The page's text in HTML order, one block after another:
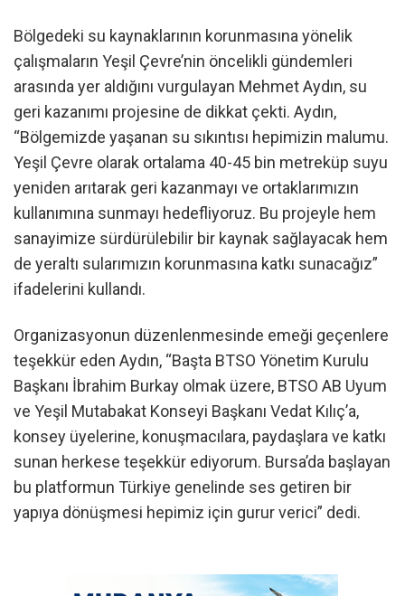
Bölgedeki su kaynaklarının korunmasına yönelik
çalışmaların Yeşil Çevre’nin öncelikli gündemleri
arasında yer aldığını vurgulayan Mehmet Aydın, su
geri kazanımı projesine de dikkat çekti. Aydın,
“Bölgemizde yaşanan su sıkıntısı hepimizin malumu.
Yeşil Çevre olarak ortalama 40-45 bin metreküp suyu
yeniden arıtarak geri kazanmayı ve ortaklarımızın
kullanımına sunmayı hedefliyoruz. Bu projeyle hem
sanayimize sürdürülebilir bir kaynak sağlayacak hem
de yeraltı sularımızın korunmasına katkı sunacağız”
ifadelerini kullandı.
Organizasyonun düzenlenmesinde emeği geçenlere
teşekkür eden Aydın, “Başta BTSO Yönetim Kurulu
Başkanı İbrahim Burkay olmak üzere, BTSO AB Uyum
ve Yeşil Mutabakat Konseyi Başkanı Vedat Kılıç’a,
konsey üyelerine, konuşmacılara, paydaşlara ve katkı
sunan herkese teşekkür ediyorum. Bursa’da başlayan
bu platformun Türkiye genelinde ses getiren bir
yapıya dönüşmesi hepimiz için gurur verici” dedi.